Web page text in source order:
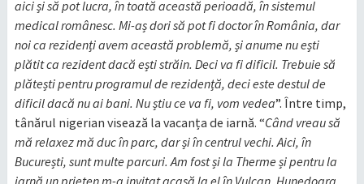
aici și să pot lucra, în toată această perioadă, în sistemul
medical românesc. Mi-aș dori să pot fi doctor în România, dar
noi ca rezidenți avem această problemă, și anume nu ești
plătit ca rezident dacă ești străin. Deci va fi dificil. Trebuie să
plătești pentru programul de rezidență, deci este destul de
dificil dacă nu ai bani. Nu știu ce va fi, vom vedea”. Între timp,
tânărul nigerian visează la vacanța de iarnă. “Când vreau să
mă relaxez mă duc în parc, dar și în centrul vechi. Aici, în
București, sunt multe parcuri. Am fost și la Therme și pentru la
iarnă un prieten m-a invitat acasă la el în Vulcan, Hunedoara,